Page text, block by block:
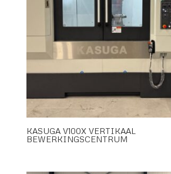
KASUGA V100X VERTIKAAL
BEWERKINGSCENTRUM